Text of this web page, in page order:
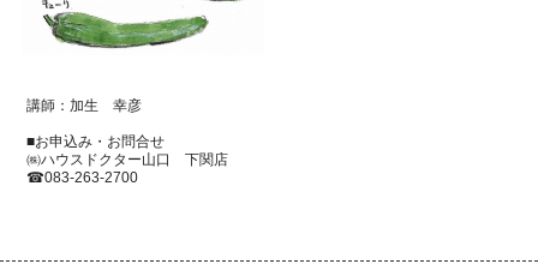
講師：加生 幸彦
■お申込み・お問合せ
㈱ハウスドクター山口 下関店
☎083-263-2700